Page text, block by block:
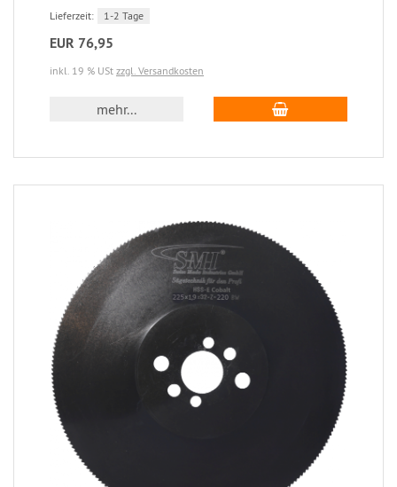
Lieferzeit:
1-2 Tage
EUR 76,95
inkl. 19 % USt zzgl. Versandkosten
mehr...